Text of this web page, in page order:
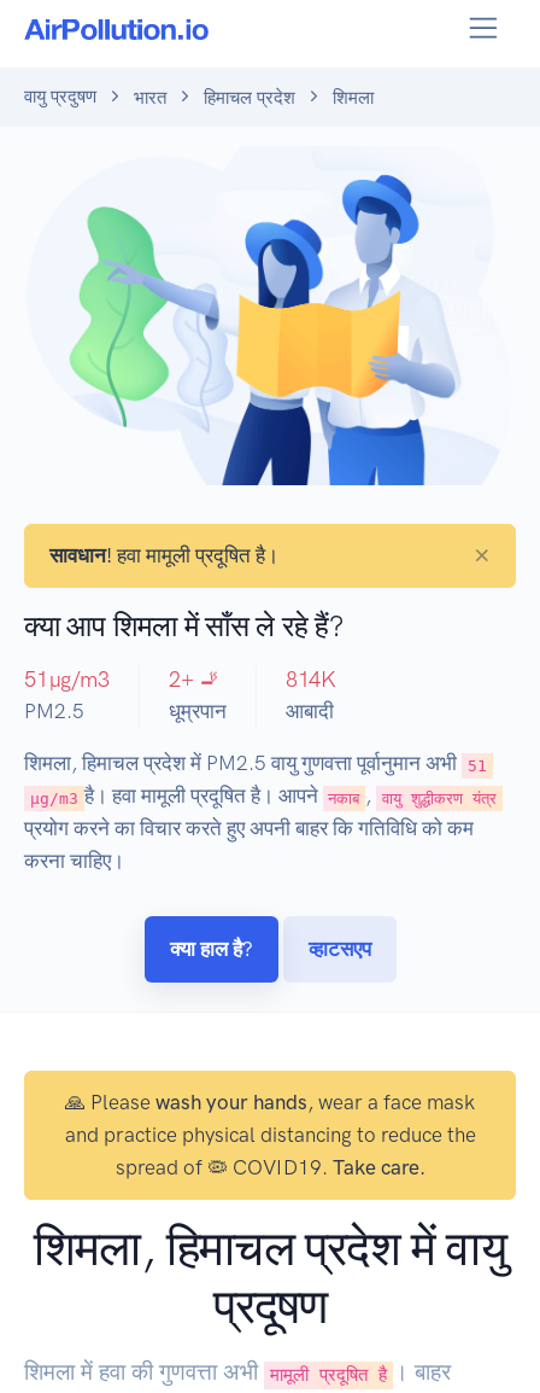
वायु प्रदुषण भारत हिमाचल प्रदेश शिमला
सावधान! हवा मामूली प्रदूषित है। ×
क्या आप शिमला में साँस ले रहे हैं?
51 µg/m3
PM2.5
2+ 🚬
धूम्रपान
814K
आबादी
शिमला, हिमाचल प्रदेश में PM2.5 वायु गुणवत्ता पूर्वानुमान अभी
51
µg/m3 है। हवा मामूली प्रदूषित है। आपने नकाब , वायु शुद्धीकरण यंत्र
प्रयोग करने का विचार करते हुए अपनी बाहर कि गतिविधि को कम
करना चाहिए।
क्या हाल है? व्हाटसएप
🙏 Please wash your hands, wear a face mask
and practice physical distancing to reduce the
spread of 🦠 COVID19. Take care.
शिमला, हिमाचल प्रदेश में वायु
प्रदूषण
शिमला में हवा की गुणवत्ता अभी मामूली प्रदूषित है
। बाहर